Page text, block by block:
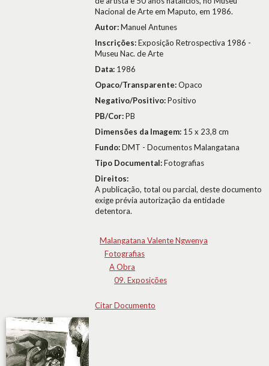
Nacional de Arte em Maputo, em 1986.
Autor:Manuel Antunes
Inscrições:Exposição Retrospectiva 1986 -
Museu Nac. de Arte
Data: 1986
Opaco/Transparente:Opaco
Negativo/Positivo:Positivo
PB/Cor:PB
Dimensões da Imagem: 15 x 23,8 cm
Fundo:DMT - Documentos Malangatana
Tipo Documental:Fotografias
Direitos:
A publicação, total ou parcial, deste documento
exige prévia autorização da entidade
detentora.
Malangatana Valente Ngwenya
Fotografias
A Obra
09. Exposições
Citar Documento